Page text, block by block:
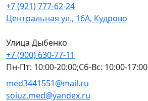
+7 (921) 777-62-24
Центральная ул., 16А, Кудрово
Улица Дыбенко
+7 (900) 630-77-11
Пн-Пт: 10:00-20:00;Сб-Вс: 10:00-17:00
med3441551@mail.ru
soiuz.med@yandex.ru